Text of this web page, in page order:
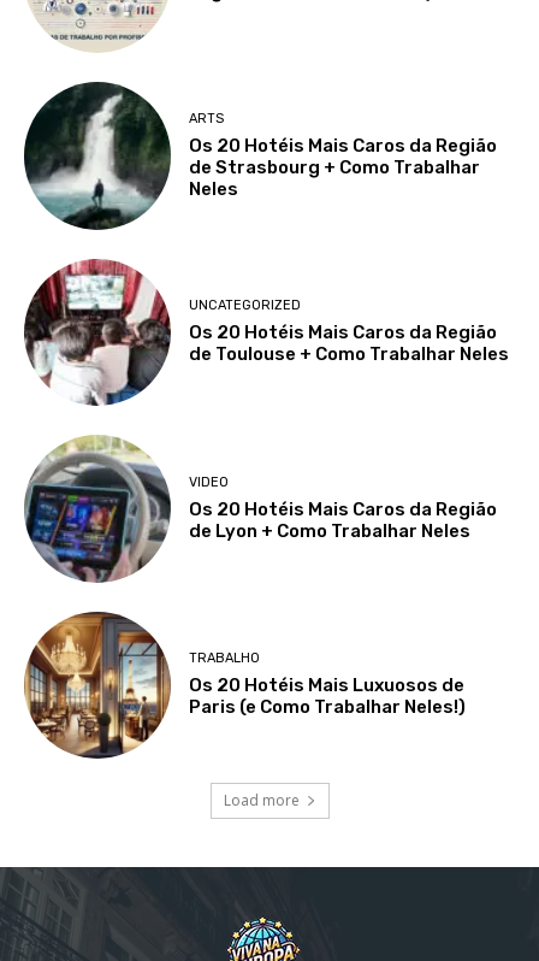
ARTS
Os 20 Hotéis Mais Caros da Região
de Strasbourg + Como Trabalhar
Neles
UNCATEGORIZED
Os 20 Hotéis Mais Caros da Região
de Toulouse + Como Trabalhar Neles
VIDEO
Os 20 Hotéis Mais Caros da Região
de Lyon + Como Trabalhar Neles
TRABALHO
Os 20 Hotéis Mais Luxuosos de
Paris (e Como Trabalhar Neles!)
Load more